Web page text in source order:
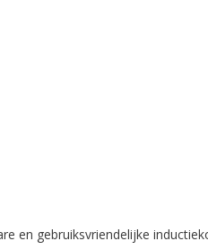
en gebruiksvriendelijke